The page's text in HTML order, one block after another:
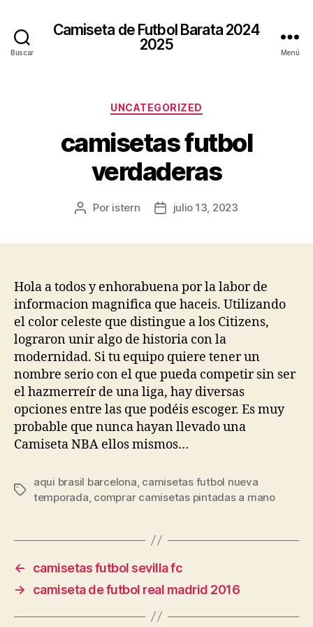
Buscar
Camiseta de Futbol Barata 2024
2025
Menú
Categorías
UNCATEGORIZED
camisetas futbol
verdaderas
Autor
Por istern
Fechajulio 13, 2023
Hola a todos y enhorabuena por la labor de
informacion magnifica que haceis. Utilizando
el color celeste que distingue a los Citizens,
lograron unir algo de historia con la
modernidad. Si tu equipo quiere tener un
nombre serio con el que pueda competir sin ser
el hazmerreír de una liga, hay diversas
opciones entre las que podéis escoger. Es muy
probable que nunca hayan llevado una
Camiseta NBA ellos mismos…
Etiquetas
aqui brasil barcelona camisetas futbol nueva
temporada comprar camisetas pintadas a mano
←
camisetas futbol sevilla fc
→
camiseta de futbol real madrid 2016